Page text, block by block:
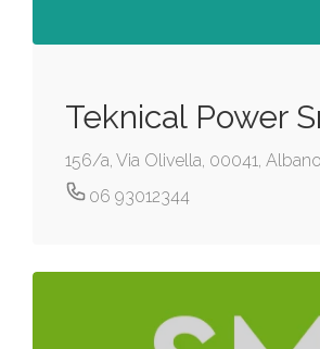
Teknical Power
156/a, Via Olivella, 00041,
06 93012344